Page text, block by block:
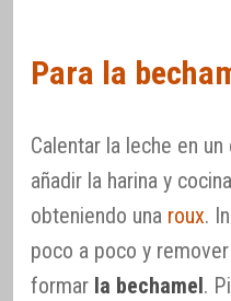
Para la
Calentar la leche en
añadir la harina y
obteniendo una roux.
poco a poco y
formar la bechamel.